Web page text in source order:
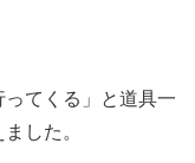
てくる」と道具一
した。